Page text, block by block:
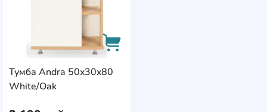
Тумба Andra 50x30x80
White/Oak